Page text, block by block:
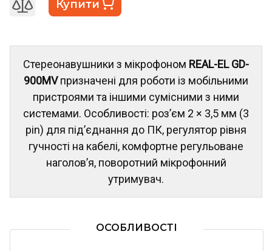
Купити
Стереонавушники з мікрофоном REAL-EL GD-
900MVпризначені для роботи із мобільними
пристроями та іншими сумісними з ними
системами. Особливості: роз’єм 2 × 3,5 мм (3
pin) для під’єднання до ПК, регулятор рівня
гучності на кабелі, комфортне регульоване
наголов’я, поворотний мікрофонний
утримувач.
ОСОБЛИВОСТІ